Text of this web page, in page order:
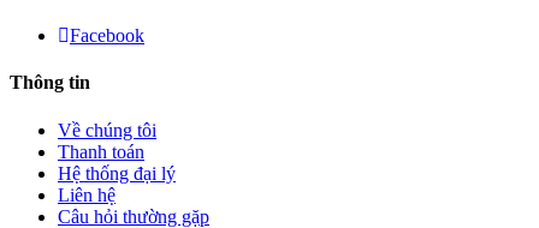
Facebook
Thông tin
Về chúng tôi
Thanh toán
Hệ thống đại lý
Liên hệ
Câu hỏi thường gặp